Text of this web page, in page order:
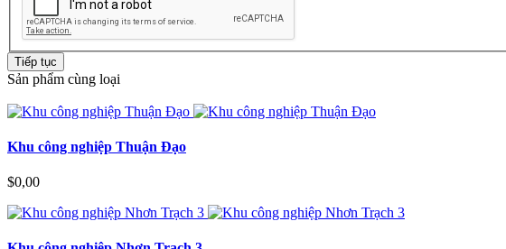
Tiếp tục
Sản phẩm cùng loại
Khu công nghiệp Thuận Đạo
$0,00